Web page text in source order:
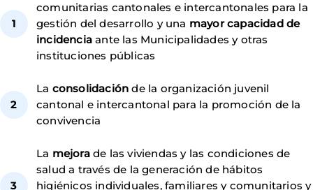
comunitarias cantonales e intercantonales para la
gestión del desarrollo y una mayor capacidad de
incidencia ante las Municipalidades y otras
instituciones públicas
La consolidaciónde la organización juvenil
cantonal e intercantonal para la promoción de la
convivencia
La mejorade las viviendas y las condiciones de
salud a través de la generación de hábitos
higiénicos individuales, familiares y comunitarios y